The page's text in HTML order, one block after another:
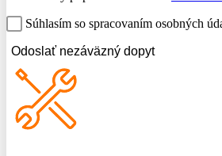
Súhlasím so spracovaním osobných
Odoslať nezáväzný dopyt